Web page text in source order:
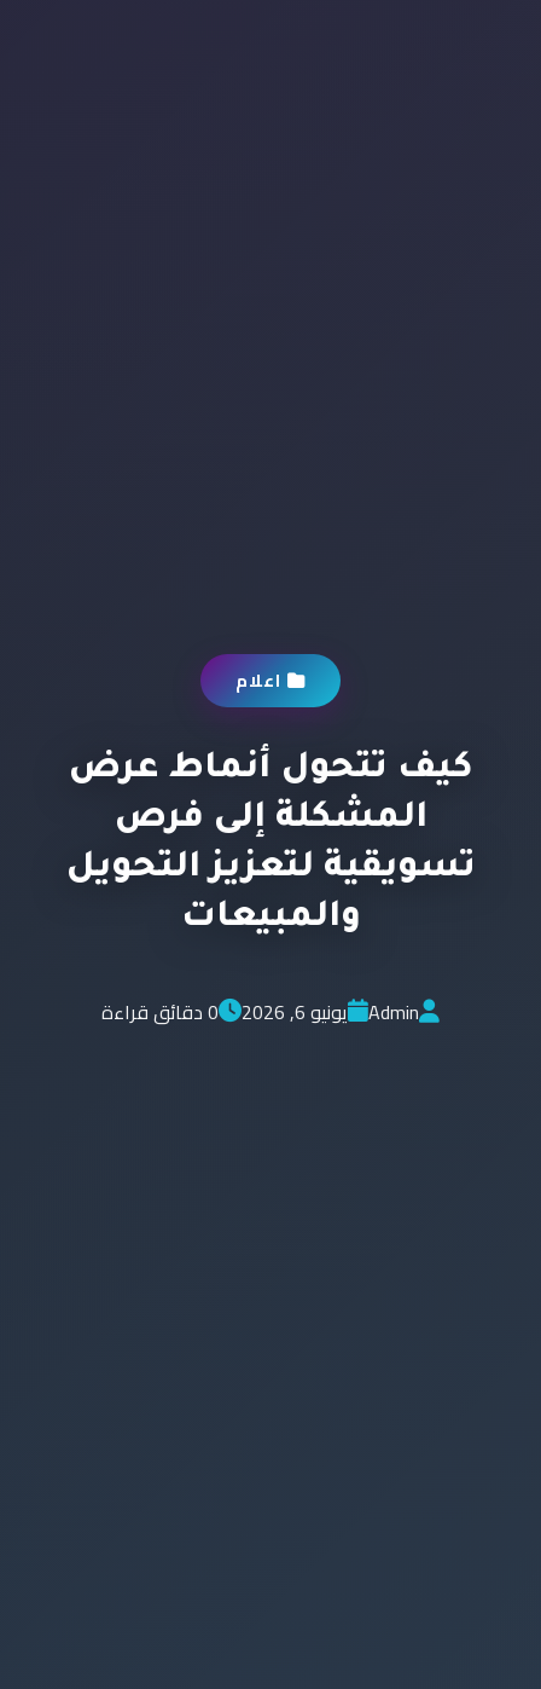
اعلام
كيف تتحول أنماط عرض
المشكلة إلى فرص
تسويقية لتعزيز التحويل
والمبيعات
Admin يونيو 6, 2026 0 دقائق قراءة